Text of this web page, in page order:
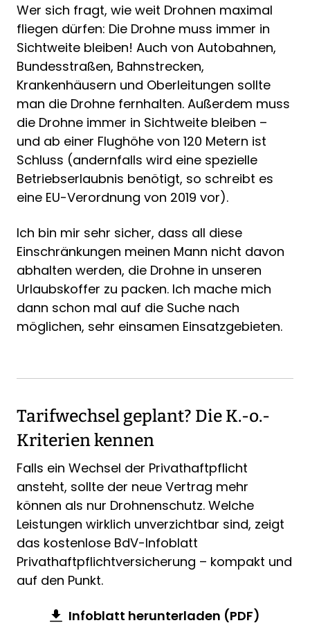
Wer sich fragt, wie weit Drohnen maximal
fliegen dürfen: Die Drohne muss immer in
Sichtweite bleiben! Auch von Autobahnen,
Bundesstraßen, Bahnstrecken,
Krankenhäusern und Oberleitungen sollte
man die Drohne fernhalten. Außerdem muss
die Drohne immer in Sichtweite bleiben –
und ab einer Flughöhe von 120 Metern ist
Schluss (andernfalls wird eine spezielle
Betriebserlaubnis benötigt, so schreibt es
eine EU-Verordnung von 2019 vor).
Ich bin mir sehr sicher, dass all diese
Einschränkungen meinen Mann nicht davon
abhalten werden, die Drohne in unseren
Urlaubskoffer zu packen. Ich mache mich
dann schon mal auf die Suche nach
möglichen, sehr einsamen Einsatzgebieten.
Tarifwechsel geplant? Die K.-o.-
Kriterien kennen
Falls ein Wechsel der Privathaftpflicht
ansteht, sollte der neue Vertrag mehr
können als nur Drohnenschutz. Welche
Leistungen wirklich unverzichtbar sind, zeigt
das kostenlose BdV-Infoblatt
Privathaftpflichtversicherung – kompakt und
auf den Punkt.
Infoblatt herunterladen (PDF)